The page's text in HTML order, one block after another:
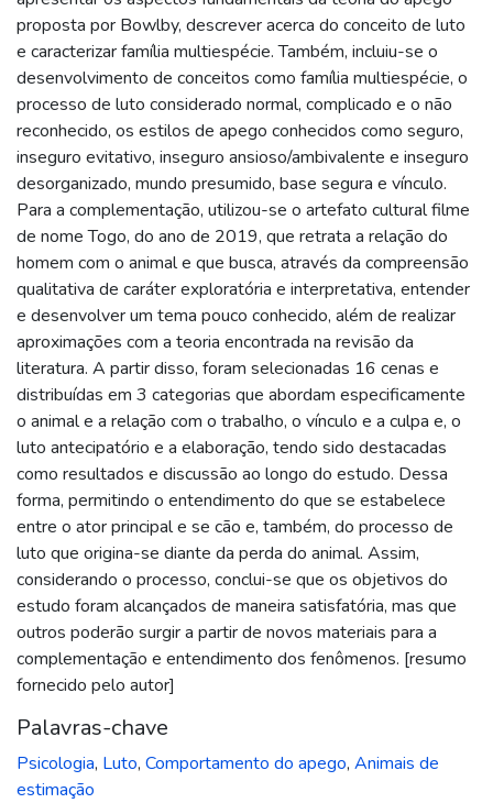
proposta por Bowlby, descrever acerca do conceito de luto
e caracterizar família multiespécie. Também, incluiu-se o
desenvolvimento de conceitos como família multiespécie, o
processo de luto considerado normal, complicado e o não
reconhecido, os estilos de apego conhecidos como seguro,
inseguro evitativo, inseguro ansioso/ambivalente e inseguro
desorganizado, mundo presumido, base segura e vínculo.
Para a complementação, utilizou-se o artefato cultural filme
de nome Togo, do ano de 2019, que retrata a relação do
homem com o animal e que busca, através da compreensão
qualitativa de caráter exploratória e interpretativa, entender
e desenvolver um tema pouco conhecido, além de realizar
aproximações com a teoria encontrada na revisão da
literatura. A partir disso, foram selecionadas 16 cenas e
distribuídas em 3 categorias que abordam especificamente
o animal e a relação com o trabalho, o vínculo e a culpa e, o
luto antecipatório e a elaboração, tendo sido destacadas
como resultados e discussão ao longo do estudo. Dessa
forma, permitindo o entendimento do que se estabelece
entre o ator principal e se cão e, também, do processo de
luto que origina-se diante da perda do animal. Assim,
considerando o processo, conclui-se que os objetivos do
estudo foram alcançados de maneira satisfatória, mas que
outros poderão surgir a partir de novos materiais para a
complementação e entendimento dos fenômenos. [resumo
fornecido pelo autor]
Palavras-chave
Psicologia, Luto, Comportamento do apego, Animais de
estimação